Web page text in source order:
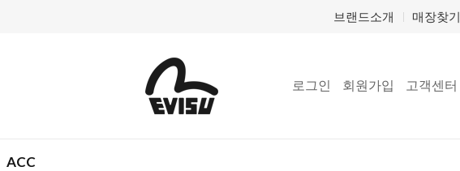
브랜드소개 매장찾기
로그인 회원가입 고객센터
ACC